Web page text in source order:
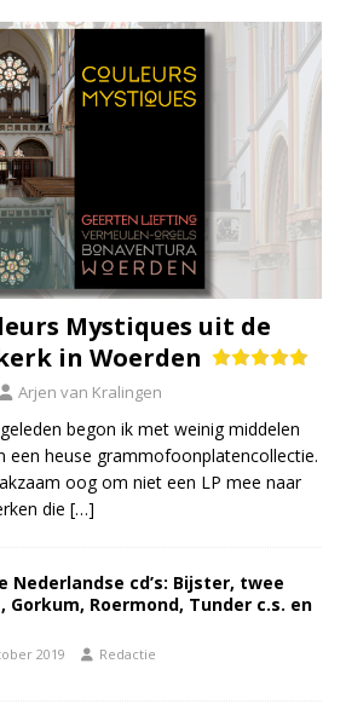
Mystiques uit de
in Woerden
Arjen van Kralingen
begon ik met weinig middelen
een heuse grammofoonplatencollectie.
oog om niet een LP mee naar
die […]
Nederlandse cd’s: Bijster, twee
Gorkum, Roermond, Tunder c.s. en
2019 Redactie